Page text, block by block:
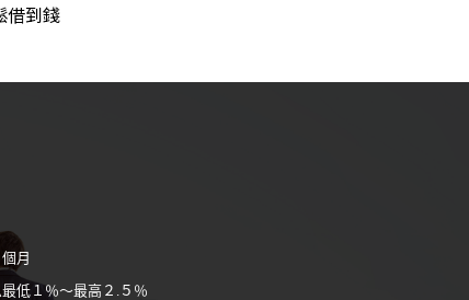
借到錢
月
低１％～最高２.５％